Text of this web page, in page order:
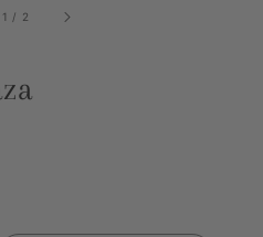
1 / de
2